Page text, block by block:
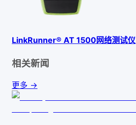
LinkRunner® AT 1500网络测试仪
相关新闻
更多 →